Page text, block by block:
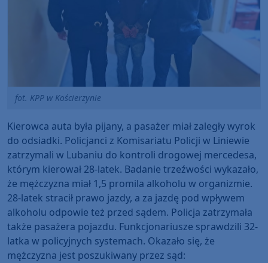
fot. KPP w Kościerzynie
Kierowca auta była pijany, a pasażer miał zaległy wyrok
do odsiadki. Policjanci z Komisariatu Policji w Liniewie
zatrzymali w Lubaniu do kontroli drogowej mercedesa,
którym kierował 28-latek. Badanie trzeźwości wykazało,
że mężczyzna miał 1,5 promila alkoholu w organizmie.
28-latek stracił prawo jazdy, a za jazdę pod wpływem
alkoholu odpowie też przed sądem. Policja zatrzymała
także pasażera pojazdu. Funkcjonariusze sprawdzili 32-
latka w policyjnych systemach. Okazało się, że
mężczyzna jest poszukiwany przez sąd: